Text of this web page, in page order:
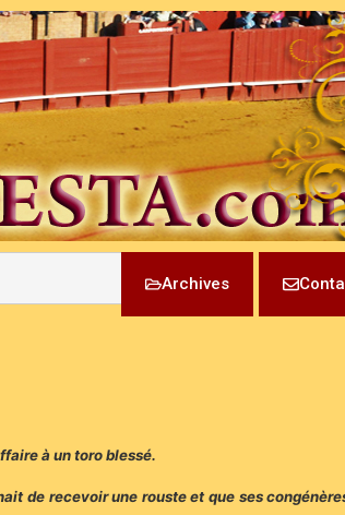
Archives
à un toro blessé.
de recevoir une rouste et que ses